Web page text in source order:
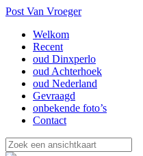
Post Van Vroeger
Welkom
Recent
oud Dinxperlo
oud Achterhoek
oud Nederland
Gevraagd
onbekende foto’s
Contact